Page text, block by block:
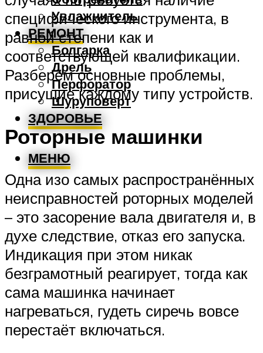
Увлажнитель
РЕМОНТ
Болгарка
Дрель
Перфоратор
Шуруповерт
ЗДОРОВЬЕ
МЕНЮ
специфического инструмента, в
равной степени как и
соответствующей квалификации.
Разберём основные проблемы,
присущие каждому типу устройств.
Роторные машинки
Одна изо самых распространённых
неисправностей роторных моделей
– это засорение вала двигателя и, в
духе следствие, отказ его запуска.
Индикация при этом никак
безграмотный реагирует, тогда как
сама машинка начинает
нагреваться, гудеть сиречь вовсе
перестаёт включаться.